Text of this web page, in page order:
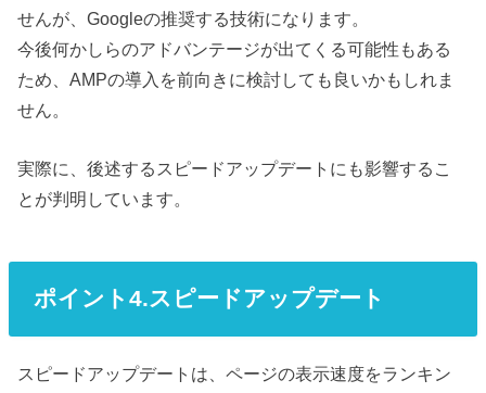
せんが、Googleの推奨する技術になります。
今後何かしらのアドバンテージが出てくる可能性もある
ため、AMPの導入を前向きに検討しても良いかもしれま
せん。
実際に、後述するスピードアップデートにも影響するこ
とが判明しています。
ポイント4.スピードアップデート
スピードアップデートは、ページの表示速度をランキン